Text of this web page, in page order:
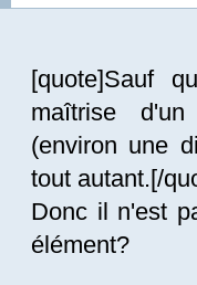
[quote]Sauf
maîtrise
(environ une
tout autant.[/
Donc il n'est
élément?